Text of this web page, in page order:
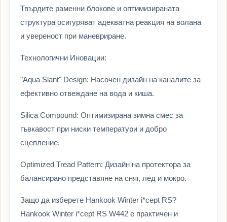
Твърдите раменни блокове и оптимизираната
структура осигуряват адекватна реакция на волана
и увереност при маневриране.
Технологични Иновации:
"Aqua Slant" Design: Насочен дизайн на каналите за
ефективно отвеждане на вода и киша.
Silica Compound: Оптимизирана зимна смес за
гъвкавост при ниски температури и добро
сцепление.
Optimized Tread Pattern: Дизайн на протектора за
балансирано представяне на сняг, лед и мокро.
Защо да изберете Hankook Winter i*cept RS?
Hankook Winter i*cept RS W442 е практичен и